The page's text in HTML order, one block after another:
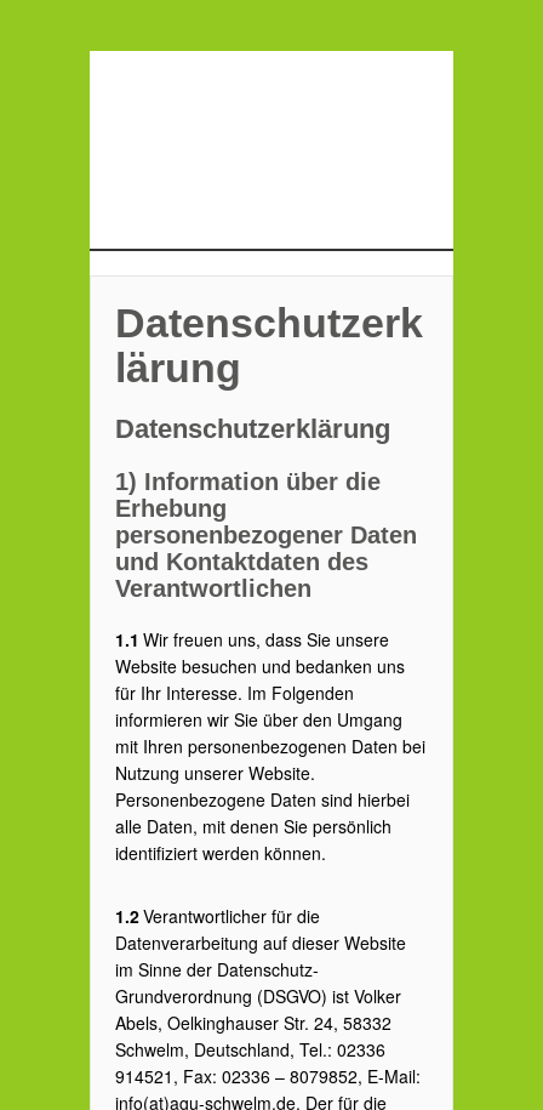
Datenschutzerk
lärung
Datenschutzerklärung
1) Information über die
Erhebung
personenbezogener Daten
und Kontaktdaten des
Verantwortlichen
1.1 Wir freuen uns, dass Sie unsere
Website besuchen und bedanken uns
für Ihr Interesse. Im Folgenden
informieren wir Sie über den Umgang
mit Ihren personenbezogenen Daten bei
Nutzung unserer Website.
Personenbezogene Daten sind hierbei
alle Daten, mit denen Sie persönlich
identifiziert werden können.
1.2Verantwortlicher für die
Datenverarbeitung auf dieser Website
im Sinne der Datenschutz-
Grundverordnung (DSGVO) ist Volker
Abels, Oelkinghauser Str. 24, 58332
Schwelm, Deutschland, Tel.: 02336
914521, Fax: 02336 – 8079852, E-Mail:
info(at)agu-schwelm.de. Der für die